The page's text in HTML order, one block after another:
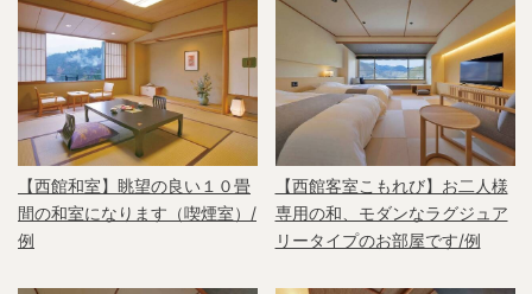
【西館和室】眺望の良い１０畳
間の和室になります（喫煙室）/
例
【西館客室こもれび】お二人様
専用の和、モダンなラグジュア
リータイプのお部屋です/例